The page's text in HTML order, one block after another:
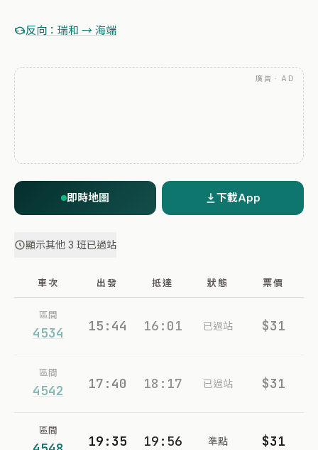
反向：瑞和 → 海端
廣告 · AD
即時地圖 下載App
顯示其他 3 班已過站
車次 出發 抵達 狀態 票價
區間
4534 15:44 16:01 已過站 $31
區間
4542 17:40 18:17 已過站 $31
區間
19:35 19:56 準點 $31